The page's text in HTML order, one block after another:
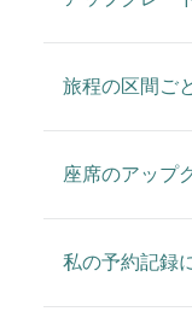
旅程の区間ご
座席のアップ
私の予約記録